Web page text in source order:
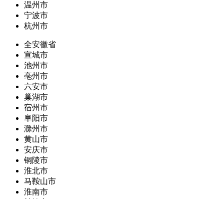
温州市
宁波市
杭州市
全安徽省
宣城市
池州市
亳州市
六安市
巢湖市
宿州市
阜阳市
滁州市
黄山市
安庆市
铜陵市
淮北市
马鞍山市
淮南市